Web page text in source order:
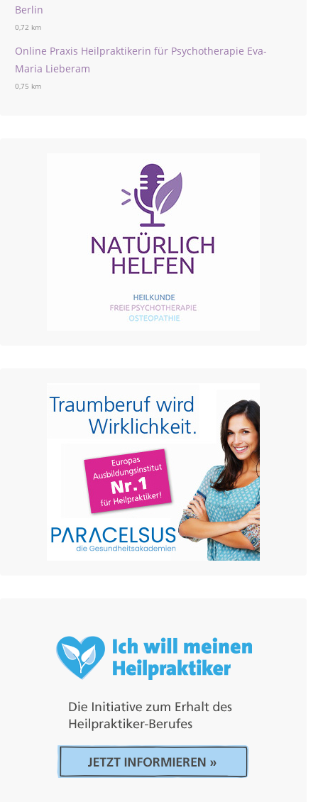
Berlin
0,72 km
Online Praxis Heilpraktikerin für Psychotherapie Eva-
Maria Lieberam
0,75 km